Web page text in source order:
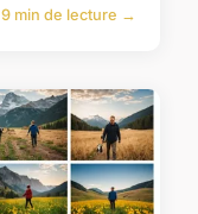
9 min de lecture →